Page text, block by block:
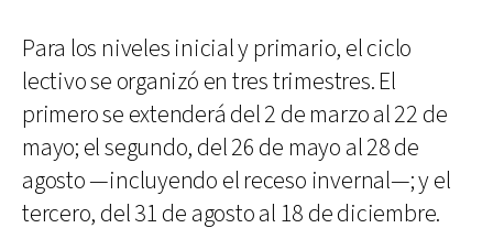
Para los niveles inicial y primario, el ciclo
lectivo se organizó en tres trimestres. El
primero se extenderá del 2 de marzo al 22 de
mayo; el segundo, del 26 de mayo al 28 de
agosto —incluyendo el receso invernal—; y el
tercero, del 31 de agosto al 18 de diciembre.